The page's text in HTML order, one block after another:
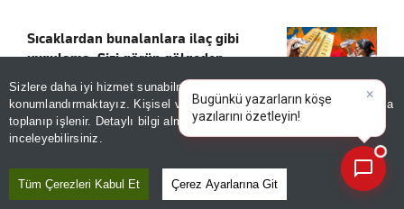
Sizlere daha iyi hizmet sunabilmek adına sitemizde
konumlandırmaktayız. Kişisel verileriniz, KVKK ve GDPR kapsamında
toplanıp işlenir. Detaylı bilgi almak içinAydınlatma Metnimizi
inceleyebilirsiniz.
Tüm Çerezleri Kabul Et Çerez Ayarlarına Git
Sıcaklardan bunalanlara ilaç gibi
uygulama: Sizi görüp gölgeden
yürütüyor, otobüste bile serinletiyor!
Kaydet
Konut ve araç finansmanında kişiye özel
dönem!
Kaydet
Bugünkü yazarların köşe ya